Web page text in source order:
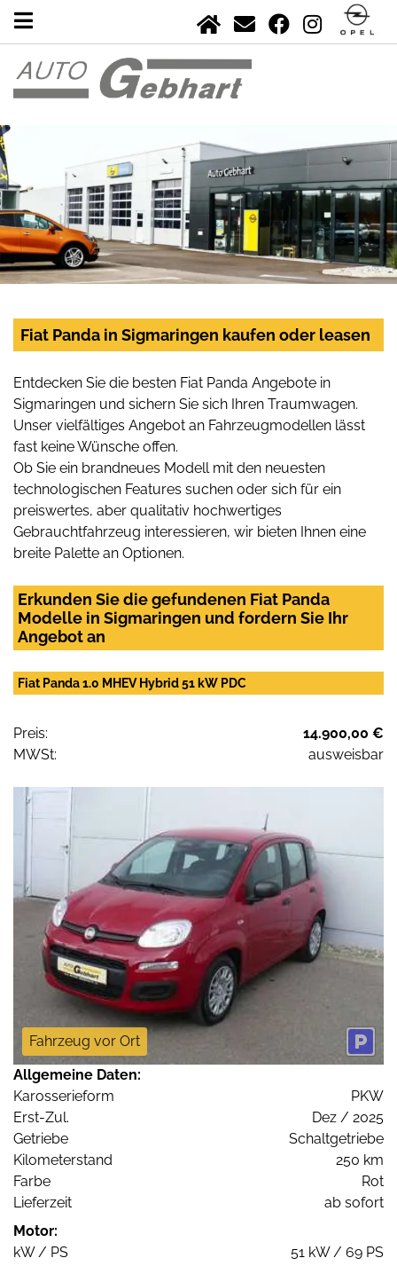
Fiat Panda in Sigmaringen kaufen oder leasen
Entdecken Sie die besten Fiat Panda Angebote in
Sigmaringen und sichern Sie sich Ihren Traumwagen.
Unser vielfältiges Angebot an Fahrzeugmodellen lässt
fast keine Wünsche offen.
Ob Sie ein brandneues Modell mit den neuesten
technologischen Features suchen oder sich für ein
preiswertes, aber qualitativ hochwertiges
Gebrauchtfahrzeug interessieren, wir bieten Ihnen eine
breite Palette an Optionen.
Erkunden Sie die gefundenen Fiat Panda
Modelle in Sigmaringen und fordern Sie Ihr
Angebot an
Fiat Panda 1.0 MHEV Hybrid 51 kW PDC
Preis:
14.900,00 €
MWSt:
ausweisbar
Fahrzeug vor Ort
Allgemeine Daten:
Karosserieform
PKW
Erst-Zul.
Dez / 2025
Getriebe
Schaltgetriebe
Kilometerstand
250 km
Farbe
Rot
Lieferzeit
ab sofort
Motor:
kW / PS
51 kW / 69 PS